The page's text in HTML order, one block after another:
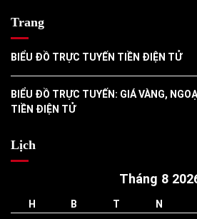
Trang
BIỂU ĐỒ TRỰC TUYẾN TIỀN ĐIỆN TỬ
BIỂU ĐỒ TRỰC TUYẾN: GIÁ VÀNG,
TIỀN ĐIỆN TỬ
Lịch
Tháng 8
H B T N